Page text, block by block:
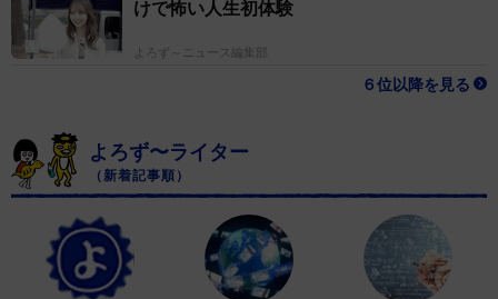
けで怖い人生初体験
よろず～ニュース編集部
６位以降を見る
よろず〜ライター
（新着記事順）